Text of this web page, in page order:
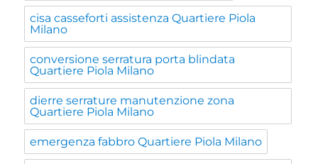
cisa casseforti assistenza Quartiere Piola
Milano
conversione serratura porta blindata
Quartiere Piola Milano
dierre serrature manutenzione zona
Quartiere Piola Milano
emergenza fabbro Quartiere Piola Milano